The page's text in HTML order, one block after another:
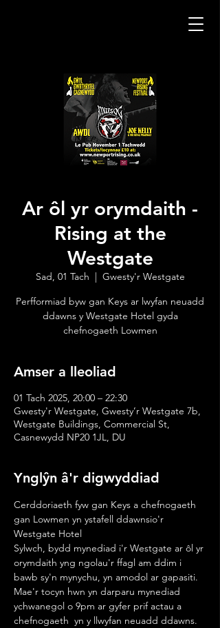
Ar ôl yr orymdaith -
Rising at the
Westgate
Sad, 01 Tach
  |
Gwesty'r Westgate
Perfformiad byw gan Keys ar lwyfan neuadd
ddawns y Westgate Hotel gyda
chefnogaeth Lowmen
Amser a lleoliad
01 Tach 2025, 20:00 – 22:30
Gwesty'r Westgate, Gwesty’r Westgate 7b,
Westgate Buildings, Commercial St,
Casnewydd NP20 1JL, DU
Ynglŷn â'r digwyddiad
Cerddoriaeth fyw gan Keys a chefnogaeth
gan Lowmen yn ystafell ddawnsio'r
Westgate Hotel
Sylwch, bydd mynediad i'r Westgate ar ôl yr
orymdaith yng ngolau'r ffagl am ddim i
bawb sy'n mynychu, yn amodol ar gapasiti.
Mae'r tocyn hwn yn darparu mynediad
ychwanegol o 9pm ar gyfer prif actau a
chefnogaeth  yn y llwyfan neuadd ddawns.